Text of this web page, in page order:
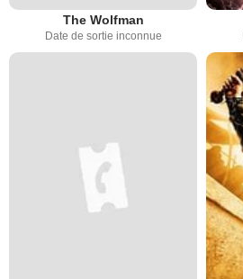
The Wolfman
Date de sortie inconnue